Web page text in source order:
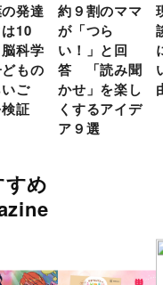
発達
10
科学
もの
いご
証
約９割のママ
が「つら
い！」と回
答 「読み聞
かせ」を楽し
くするアイデ
ア９選
め